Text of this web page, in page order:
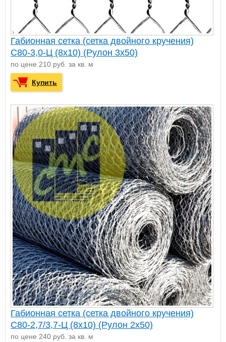
Габионная сетка (сетка двойного кручения)
С80-3,0-Ц (8х10) (Рулон 3x50)
по цене 210 руб. за кв. м
Купить
Габионная сетка (сетка двойного кручения)
С80-2,7/3,7-Ц (8х10) (Рулон 2x50)
по цене 240 руб. за кв. м